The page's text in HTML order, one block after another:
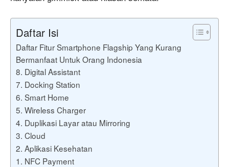
Daftar Isi
Daftar Fitur Smartphone Flagship Yang Kurang
Bermanfaat Untuk Orang Indonesia
8. Digital Assistant
7. Docking Station
6. Smart Home
5. Wireless Charger
4. Duplikasi Layar atau Mirroring
3. Cloud
2. Aplikasi Kesehatan
1. NFC Payment